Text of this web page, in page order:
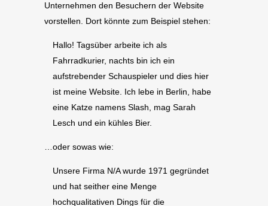
Unternehmen den Besuchern der Website
vorstellen. Dort könnte zum Beispiel stehen:
Hallo! Tagsüber arbeite ich als
Fahrradkurier, nachts bin ich ein
aufstrebender Schauspieler und dies hier
ist meine Website. Ich lebe in Berlin, habe
eine Katze namens Slash, mag Sarah
Lesch und ein kühles Bier.
…oder sowas wie:
Unsere Firma N/A wurde 1971 gegründet
und hat seither eine Menge
hochqualitativen Dings für die